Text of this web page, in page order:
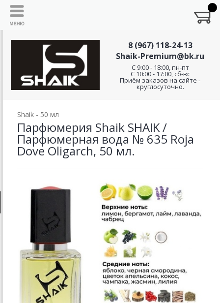
8 (967) 118-24-13
Shaik-Premium@bk.ru
C 9:00 - 18:00, пн-пт
С 10:00 - 17:00, сб-вс
Приём заказов на сайте -
круглосуточно.
Shaik - 50 мл
Парфюмерия Shaik SHAIK /
Парфюмерная вода № 635 Roja
Dove Oligarch, 50 мл.